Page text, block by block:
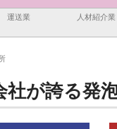
運送業 人材紹介業
社が誇る発